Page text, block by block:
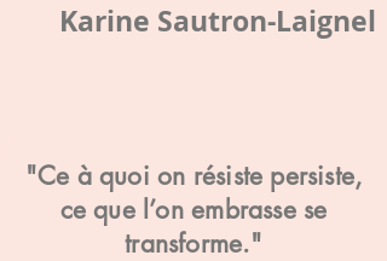
Karine Sautron-Laignel
"Ce à quoi on résiste persiste,
ce que l’on embrasse se
transforme."